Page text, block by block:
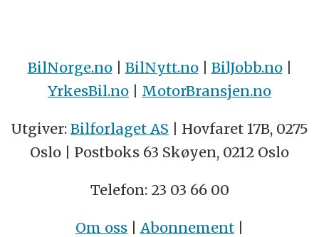
BilNorge.no| BilNytt.no| BilJobb.no|
YrkesBil.no | MotorBransjen.no
Utgiver: Bilforlaget AS | Hovfaret 17B, 0275
Oslo | Postboks 63 Skøyen, 0212 Oslo
Telefon: 23 03 66 00
Om oss | Abonnement |